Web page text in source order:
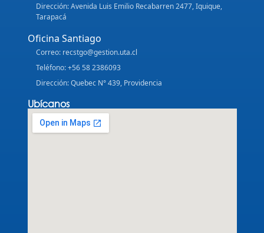
Dirección: Avenida Luis Emilio Recabarren 2477, Iquique,
Tarapacá
Oficina Santiago
Correo: recstgo@gestion.uta.cl
Teléfono: +56 58 2386093
Dirección: Quebec N° 439, Providencia
Ubícanos